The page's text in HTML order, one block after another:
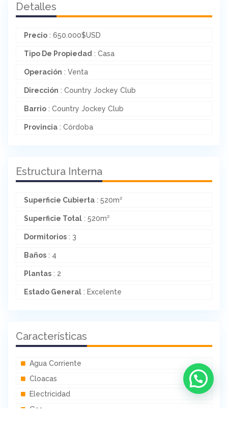
Detalles
Precio : 650.000$USD
Tipo De Propiedad : Casa
Operación : Venta
Dirección : Country Jockey Club
Barrio : Country Jockey Club
Provincia : Córdoba
Estructura Interna
Superficie Cubierta : 520m²
Superficie Total : 520m²
Dormitorios : 3
Baños : 4
Plantas : 2
Estado General : Excelente
Características
Agua Corriente
Cloacas
Electricidad
Gas